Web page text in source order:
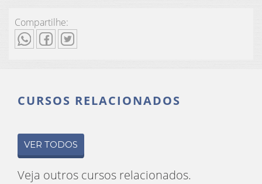
Compartilhe:
CURSOS RELACIONADOS
VER TODOS
Veja outros cursos relacionados.